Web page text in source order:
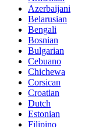
Azerbaijani
Belarusian
Bengali
Bosnian
Bulgarian
Cebuano
Chichewa
Corsican
Croatian
Dutch
Estonian
Filipino